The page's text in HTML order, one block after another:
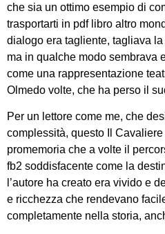
che sia un ottimo esempio di
trasportarti in pdf libro altro
dialogo era tagliente, tagliava
ma in qualche modo sembrava
come una rappresentazione
Olmedo volte, che ha perso il
Per un lettore come me, che
complessità, questo Il
promemoria che a volte il
fb2 soddisfacente come la
l’autore ha creato era vivido e
e ricchezza che rendevano
completamente nella storia,